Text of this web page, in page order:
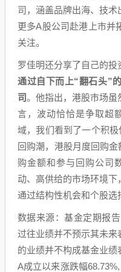
司，涵盖品牌出海、技
更多A股公司赴港上市并
关注。
罗佳明还分享了自己的投
通过自下而上“翻石头”
司。他指出，港股市场
言，波动恰恰是争取超
域，我们看到了一个积
回购潮，港股月度回购
购金额和参与回购公司
动、高供给的市场环境
通过结构性机会和个股选
数据来源：基金定期报
过往业绩并不预示其未
的业绩并不构成基金业
A成立以来涨跌幅